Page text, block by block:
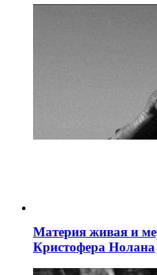
Материя живая и
Кристофера Нолана